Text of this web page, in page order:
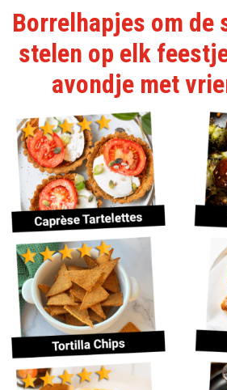
Borrelhapjes om de
stelen op elk
avondje met